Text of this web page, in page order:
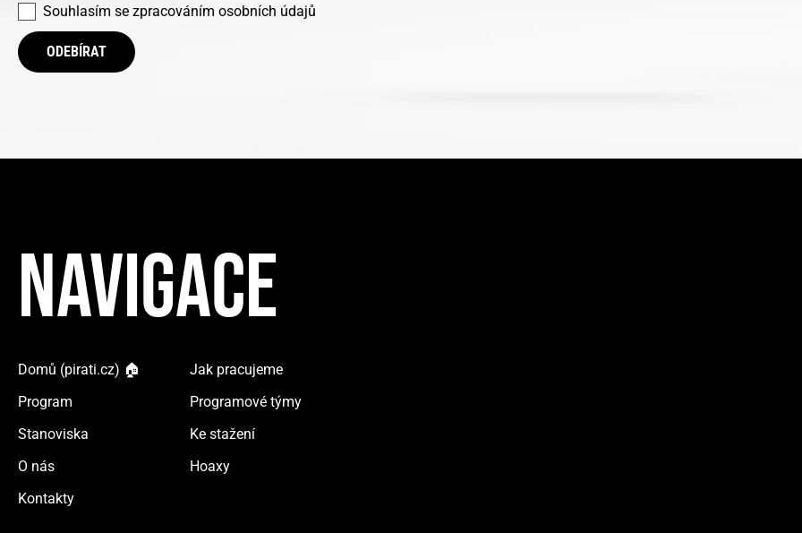
Souhlasím se zpracováním osobních údajů
ODEBÍRAT
NAVIGACE
Domů (pirati.cz) 🏠
Jak pracujeme
Program
Programové týmy
Stanoviska
Ke stažení
O nás
Hoaxy
Kontakty